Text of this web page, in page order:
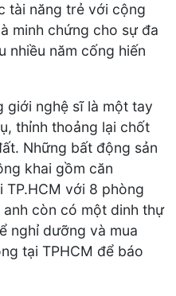
tài năng trẻ với cộng
minh chứng cho sự đa
nhiều năm cống hiến
giới nghệ sĩ là một tay
thỉnh thoảng lại chốt
Những bất động sản
khai gồm căn
TP.HCM với 8 phòng
còn có một dinh thự
nghỉ dưỡng và mua
tại TPHCM để báo